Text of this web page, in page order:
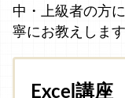
中・上級者の方
寧にお教えします
Excel講座